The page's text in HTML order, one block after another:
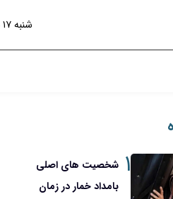
شنبه ۱۷ مرداد ۱۴۰۵
۱ شخصیت های اصلی
بامداد خمار در زمان